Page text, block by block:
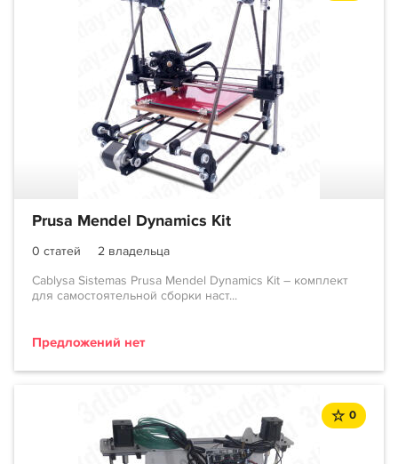
Prusa Mendel Dynamics Kit
0 статей
2 владельца
Cablysa Sistemas Prusa Mendel Dynamics Kit – комплект
для самостоятельной сборки наст...
Предложений нет
0